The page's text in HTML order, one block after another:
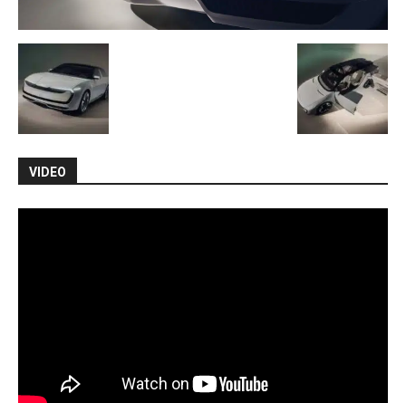
VIDEO